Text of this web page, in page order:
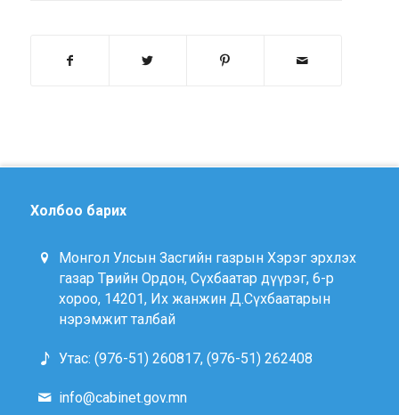
Холбоо барих
Монгол Улсын Засгийн газрын Хэрэг эрхлэх
газар Төрийн Ордон, Сүхбаатар дүүрэг, 6-р
хороо, 14201, Их жанжин Д.Сүхбаатарын
нэрэмжит талбай
Утас: (976-51) 260817, (976-51) 262408
info@cabinet.gov.mn